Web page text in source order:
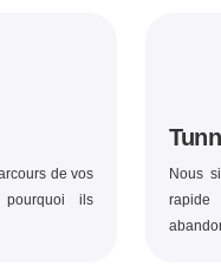
de vos
ils
Nous
rapide